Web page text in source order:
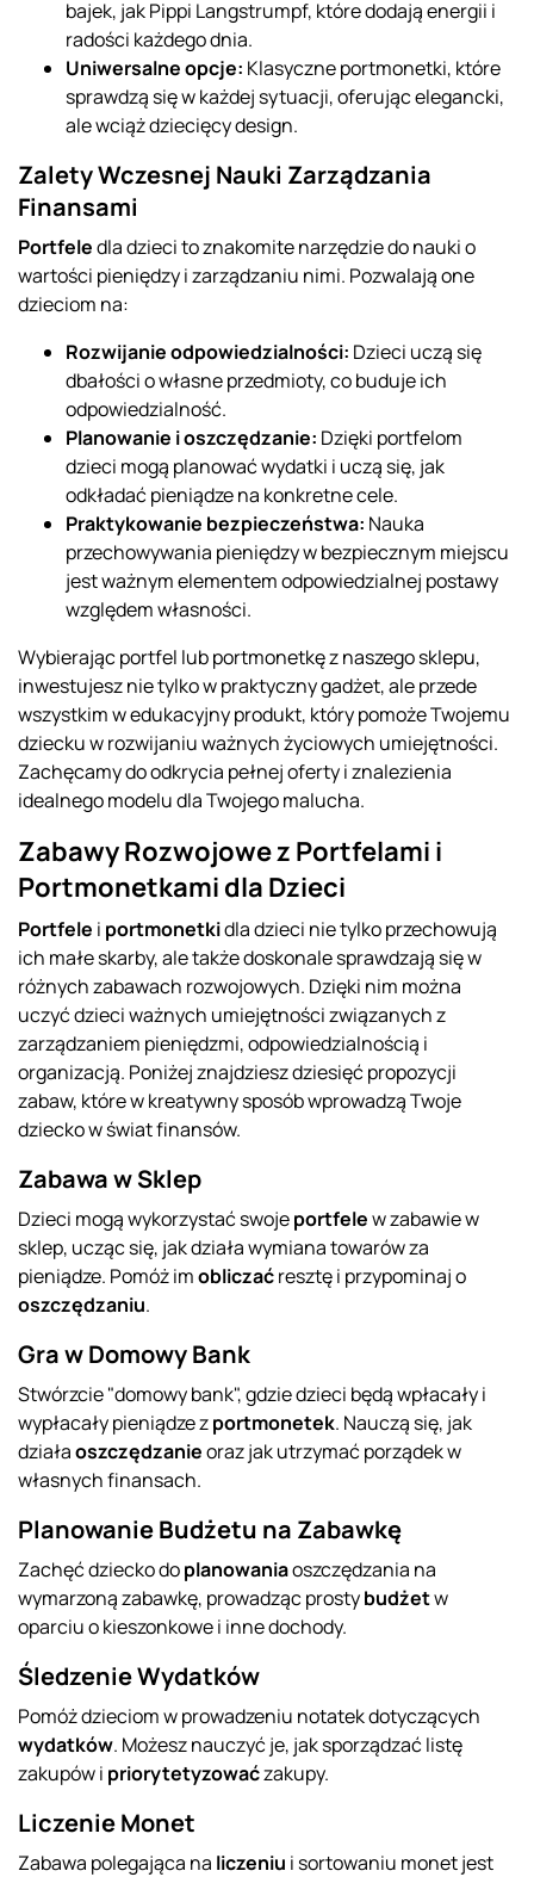
bajek, jak Pippi Langstrumpf, które dodają energii i
radości każdego dnia.
Uniwersalne opcje: Klasyczne portmonetki, które
sprawdzą się w każdej sytuacji, oferując elegancki,
ale wciąż dziecięcy design.
Zalety Wczesnej Nauki Zarządzania
Finansami
Portfeledla dzieci to znakomite narzędzie do nauki o
wartości pieniędzy i zarządzaniu nimi. Pozwalają one
dzieciom na:
Rozwijanie odpowiedzialności: Dzieci uczą się
dbałości o własne przedmioty, co buduje ich
odpowiedzialność.
Planowanie i oszczędzanie: Dzięki portfelom
dzieci mogą planować wydatki i uczą się, jak
odkładać pieniądze na konkretne cele.
Praktykowanie bezpieczeństwa: Nauka
przechowywania pieniędzy w bezpiecznym miejscu
jest ważnym elementem odpowiedzialnej postawy
względem własności.
Wybierając portfel lub portmonetkę z naszego sklepu,
inwestujesz nie tylko w praktyczny gadżet, ale przede
wszystkim w edukacyjny produkt, który pomoże Twojemu
dziecku w rozwijaniu ważnych życiowych umiejętności.
Zachęcamy do odkrycia pełnej oferty i znalezienia
idealnego modelu dla Twojego malucha.
Zabawy Rozwojowe z Portfelami i
Portmonetkami dla Dzieci
Portfele i portmonetkidla dzieci nie tylko przechowują
ich małe skarby, ale także doskonale sprawdzają się w
różnych zabawach rozwojowych. Dzięki nim można
uczyć dzieci ważnych umiejętności związanych z
zarządzaniem pieniędzmi, odpowiedzialnością i
organizacją. Poniżej znajdziesz dziesięć propozycji
zabaw, które w kreatywny sposób wprowadzą Twoje
dziecko w świat finansów.
Zabawa w Sklep
Dzieci mogą wykorzystać swojeportfelew zabawie w
sklep, ucząc się, jak działa wymiana towarów za
pieniądze. Pomóż imobliczaćresztę i przypominaj o
oszczędzaniu.
Gra w Domowy Bank
Stwórzcie "domowy bank", gdzie dzieci będą wpłacały i
wypłacały pieniądze zportmonetek. Nauczą się, jak
działaoszczędzanieoraz jak utrzymać porządek w
własnych finansach.
Planowanie Budżetu na Zabawkę
Zachęć dziecko doplanowaniaoszczędzania na
wymarzoną zabawkę, prowadząc prostybudżetw
oparciu o kieszonkowe i inne dochody.
Śledzenie Wydatków
Pomóż dzieciom w prowadzeniu notatek dotyczących
wydatków. Możesz nauczyć je, jak sporządzać listę
zakupów i priorytetyzowaćzakupy.
Liczenie Monet
Zabawa polegająca na liczeniu i sortowaniu monet jest